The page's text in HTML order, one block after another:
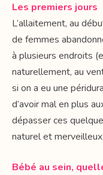
Les premiers jours
L’allaitement, au
de femmes
à plusieurs endroits
naturellement, au
si on a eu une
d’avoir mal en plus
dépasser ces
naturel et merveilleux.
Bébé au sein,